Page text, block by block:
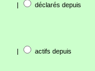
| déclarés depuis
| actifs depuis